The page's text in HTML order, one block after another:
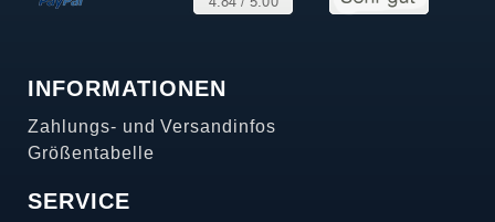
INFORMATIONEN
Zahlungs- und Versandinfos
Größentabelle
SERVICE